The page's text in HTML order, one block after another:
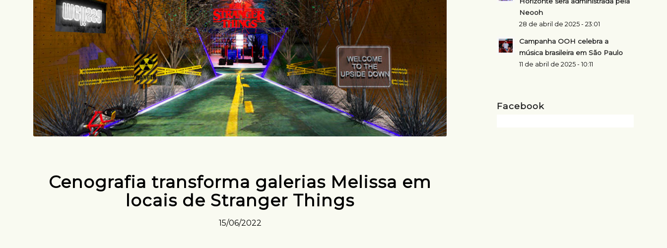
Cenografia transforma galerias Melissa em
locais de Stranger Things
15/06/2022
Neooh
28 de abril de 2025 - 23:01
Campanha OOH celebra a
música brasileira em São Paulo
11 de abril de 2025 - 10:11
Facebook